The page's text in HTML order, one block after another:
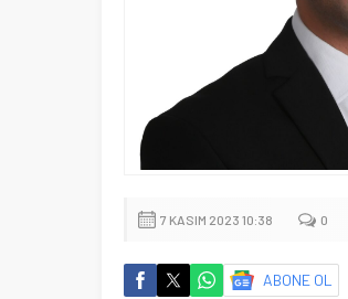
7 KASIM 2023 10:38 0
ABONE OL